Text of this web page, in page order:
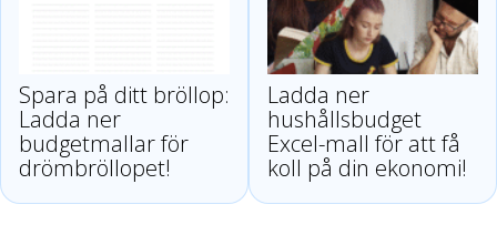
Spara på ditt bröllop:
Ladda ner
budgetmallar för
drömbröllopet!
Ladda ner
hushållsbudget
Excel-mall för att få
koll på din ekonomi!